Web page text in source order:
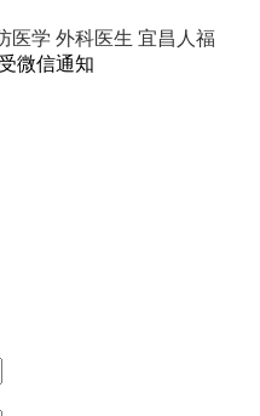
医学 外科医生 宜昌人福
微信通知